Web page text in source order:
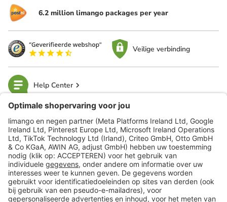
6.2 million limango packages per year
Veilige verbinding
Help Center
limango
Veilig winkelen
Klantenservice
Shop